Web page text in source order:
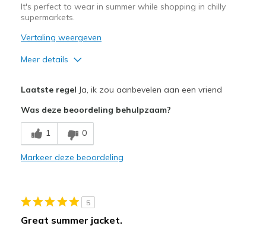
It's perfect to wear in summer while shopping in chilly
supermarkets.
Vertaling weergeven
Meer details
Comfortable
Stylish
Travel
Laatste regel Ja, ik zou aanbevelen aan een vriend
Was deze beoordeling behulpzaam?
1 0
Markeer deze beoordeling
5
Great summer jacket.